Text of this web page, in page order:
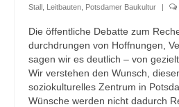
Stall Leitbauten Potsdamer Baukultur |
Die öffentliche Debatte zum
durchdrungen von Hoffnungen,
sagen wir es deutlich – von
Wir verstehen den Wunsch,
soziokulturelles Zentrum in
Wünsche werden nicht dadurch